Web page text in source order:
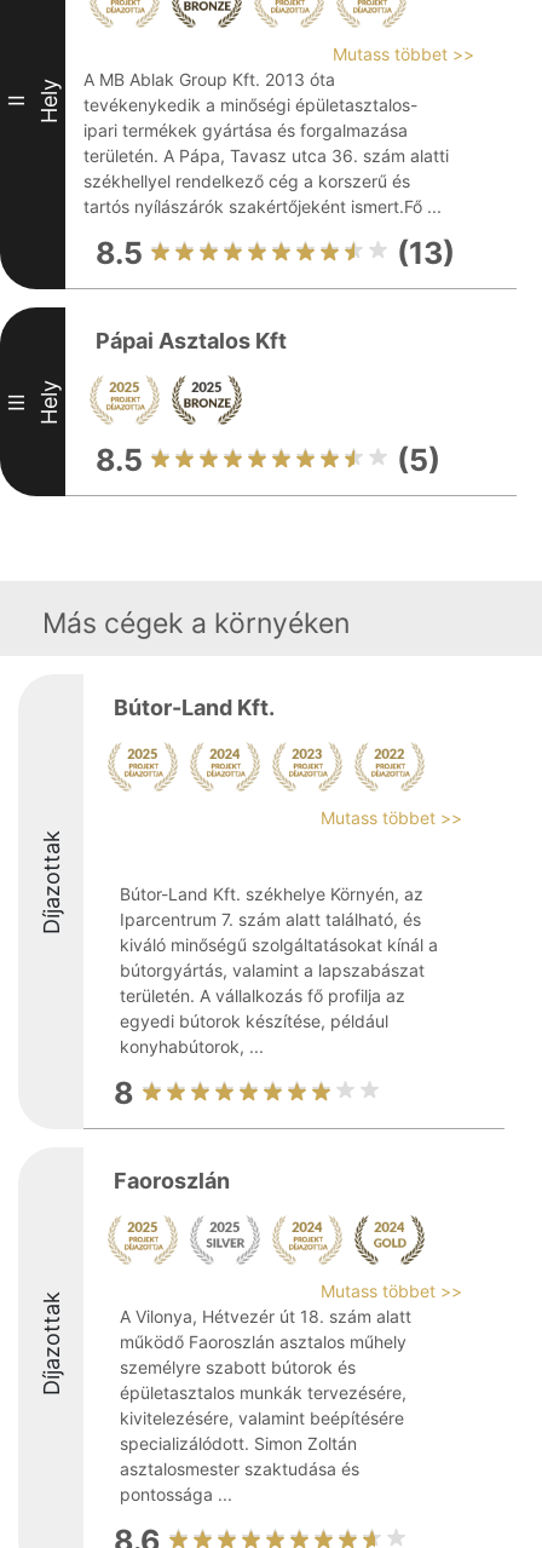
II Hely
Mutass többet >>
A MB Ablak Group Kft. 2013 óta
tevékenykedik a minőségi épületasztalos-
ipari termékek gyártása és forgalmazása
területén. A Pápa, Tavasz utca 36. szám alatti
székhellyel rendelkező cég a korszerű és
tartós nyílászárók szakértőjeként ismert.Fő ...
8.5 (13)
III Hely
Pápai Asztalos Kft
8.5 (5)
Más cégek a környéken
Díjazottak
Bútor-Land Kft.
Mutass többet >>
Bútor-Land Kft. székhelye Környén, az
Iparcentrum 7. szám alatt található, és
kiváló minőségű szolgáltatásokat kínál a
bútorgyártás, valamint a lapszabászat
területén. A vállalkozás fő profilja az
egyedi bútorok készítése, például
konyhabútorok, ...
8
Díjazottak
Faoroszlán
Mutass többet >>
A Vilonya, Hétvezér út 18. szám alatt
működő Faoroszlán asztalos műhely
személyre szabott bútorok és
épületasztalos munkák tervezésére,
kivitelezésére, valamint beépítésére
specializálódott. Simon Zoltán
asztalosmester szaktudása és
pontossága ...
8.6